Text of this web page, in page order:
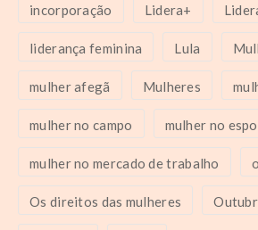
incorporação Lidera+
liderança feminina Lula
mulher afegã Mulheres
mulher no campo mulher no
mulher no mercado de trabalho
Os direitos das mulheres